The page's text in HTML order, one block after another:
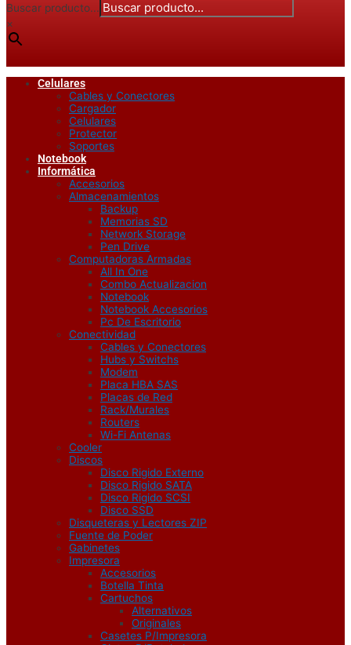
Buscar producto...
×
Celulares
Cables y Conectores
Cargador
Celulares
Protector
Soportes
Notebook
Informática
Accesorios
Almacenamientos
Backup
Memorias SD
Network Storage
Pen Drive
Computadoras Armadas
All In One
Combo Actualizacion
Notebook
Notebook Accesorios
Pc De Escritorio
Conectividad
Cables y Conectores
Hubs y Switchs
Modem
Placa HBA SAS
Placas de Red
Rack/Murales
Routers
Wi-Fi Antenas
Cooler
Discos
Disco Rigido Externo
Disco Rigido SATA
Disco Rigido SCSI
Disco SSD
Disqueteras y Lectores ZIP
Fuente de Poder
Gabinetes
Impresora
Accesorios
Botella Tinta
Cartuchos
Alternativos
Originales
Casetes P/Impresora